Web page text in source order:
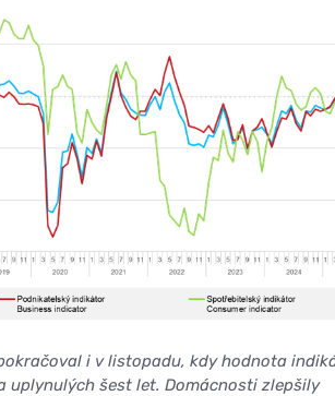
i v listopadu, kdy hodnota
uplynulých šest let. Domácnosti zlepšily